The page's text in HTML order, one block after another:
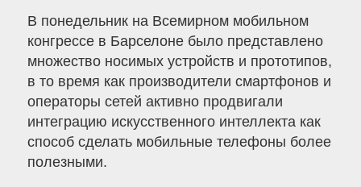
В понедельник на Всемирном мобильном
конгрессе в Барселоне было представлено
множество носимых устройств и прототипов,
в то время как производители смартфонов и
операторы сетей активно продвигали
интеграцию искусственного интеллекта как
способ сделать мобильные телефоны более
полезными.